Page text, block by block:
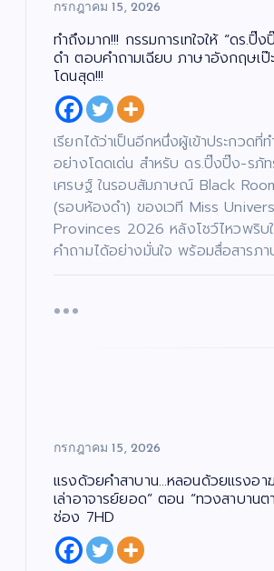
กรกฎาคม 15, 2026
ทำถึงมาก!!! กรรมการเทใจให้ “ดร.ปิ๊
ดำ ตอบคำถามเฉียบ ภาษาอังกฤษเ
โดนสุด!!!
เรียกได้ว่าเป็นอีกหนึ่งผู้เข้าประกวดที่
อย่างโดดเด่น สำหรับ ดร.ปิ๊งปิ๊ง-รภั
เศรษฐ์ ในรอบสัมภาษณ์ Black
(รอบห้องดำ) ของเวที Miss
Provinces 2026 หลังโชว์ไหวพริบ
คำถามได้อย่างมั่นใจ พร้อมสื่อสารภ
กรกฎาคม 15, 2026
แรงด้วยคำสาบาน…หลอนด้วยแรงอา
เล่าอาจารย์ยอด” ตอน “ทวงสาบานต
ช่อง 7HD